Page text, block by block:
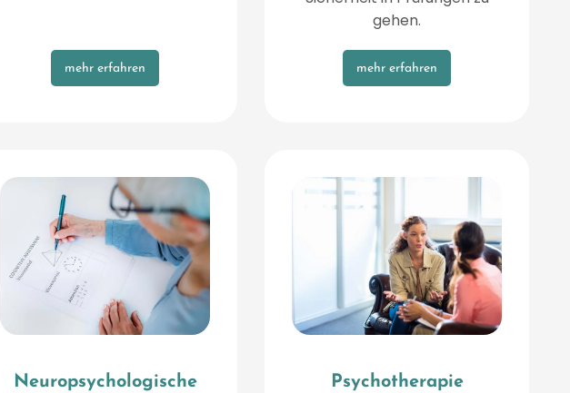
mehr erfahren
gehen.
mehr erfahren
Neuropsychologische
Psychotherapie